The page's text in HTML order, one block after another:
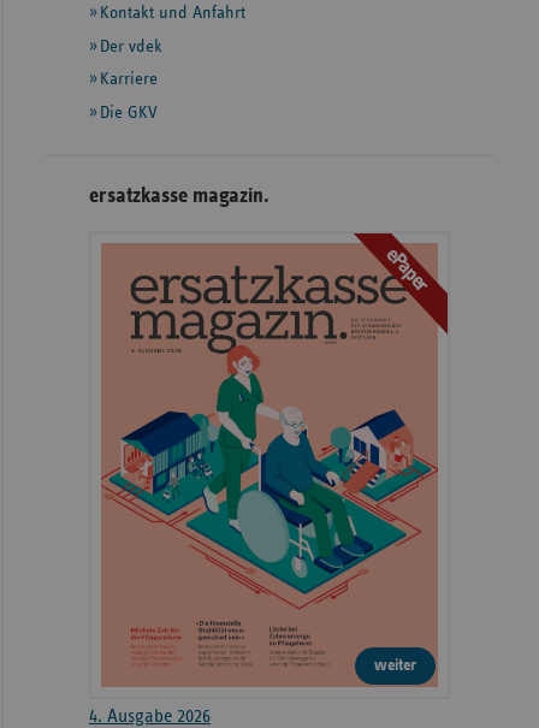
InformationenKontakt und Anfahrt
Der vdek
Karriere
Die GKV
ersatzkasse magazin.
ePaper
weiter
4. Ausgabe 2026